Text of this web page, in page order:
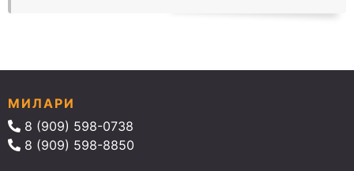
МИЛАРИ
8 (909) 598-0738
8 (909) 598-8850